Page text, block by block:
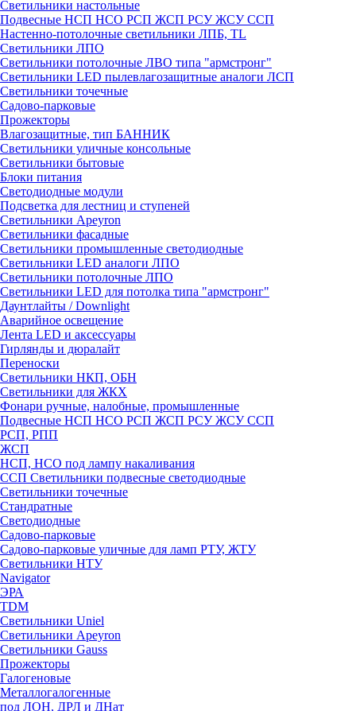
Светильники настольные
Подвесные НСП НСО РСП ЖСП РСУ ЖСУ ССП
Настенно-потолочные светильники ЛПБ, TL
Светильники ЛПО
Светильники потолочные ЛВО типа "армстронг"
Светильники LED пылевлагозащитные аналоги ЛСП
Светильники точечные
Садово-парковые
Прожекторы
Влагозащитные, тип БАННИК
Светильники уличные консольные
Светильники бытовые
Блоки питания
Светодиодные модули
Подсветка для лестниц и ступеней
Светильники Apeyron
Светильники фасадные
Светильники промышленные светодиодные
Светильники LED аналоги ЛПО
Светильники потолочные ЛПО
Светильники LED для потолка типа "армстронг"
Даунтлайты / Downlight
Аварийное освещение
Лента LED и аксессуары
Гирлянды и дюралайт
Переноски
Светильники НКП, ОБН
Светильники для ЖКХ
Фонари ручные, налобные, промышленные
Подвесные НСП НСО РСП ЖСП РСУ ЖСУ ССП
РСП, РПП
ЖСП
НСП, НСО под лампу накаливания
ССП Светильники подвесные светодиодные
Светильники точечные
Стандратные
Светодиодные
Садово-парковые
Садово-парковые уличные для ламп РТУ, ЖТУ
Светильники НТУ
Navigator
ЭРА
TDM
Светильники Uniel
Светильники Apeyron
Светильники Gauss
Прожекторы
Галогеновые
Металлогалогенные
под ЛОН, ДРЛ и ДНат